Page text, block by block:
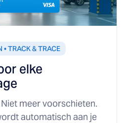
• TRACK & TRACE
elke
meer voorschieten.
automatisch aan je